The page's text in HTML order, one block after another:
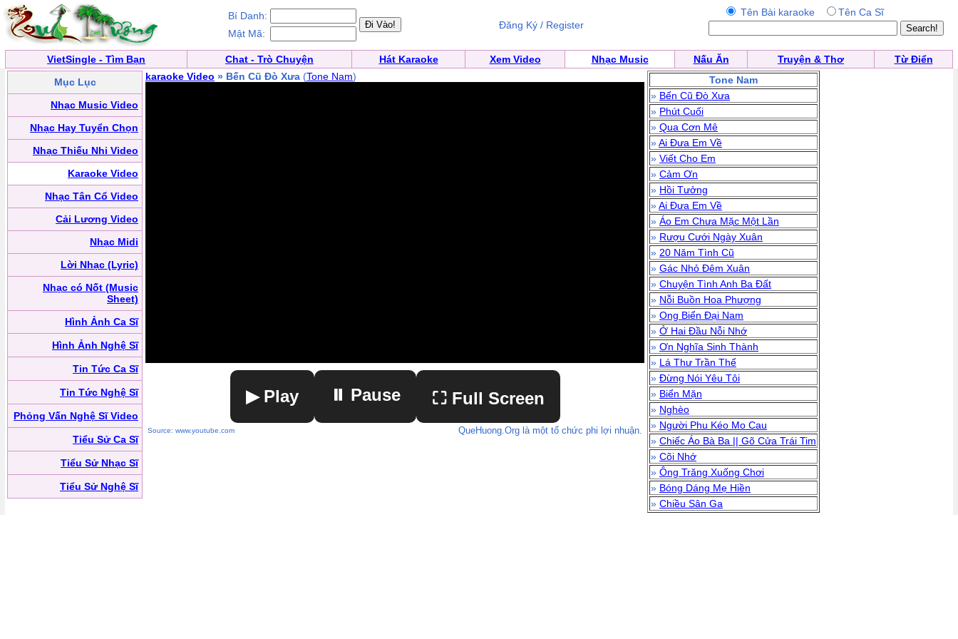
Bí Danh:
Mật Mã:
Đăng Ký / Register
Tên Bài karaoke Tên Ca Sĩ
VietSingle - Tìm Bạn Chat - Trò Chuyện Hát Karaoke Xem Video Nhạc Music Nấu Ăn Truyện & Thơ
Từ Điển
Mục Lục
Nhạc Music Video
Nhạc Hay Tuyển Chọn
Nhạc Thiếu Nhi Video
Karaoke Video
Nhạc Tân Cổ Video
Cải Lương Video
Nhạc Midi
Lời Nhạc (Lyric)
Nhạc có Nốt (Music
Sheet)
Hình Ảnh Ca Sĩ
Hình Ảnh Nghệ Sĩ
Tin Tức Ca Sĩ
Tin Tức Nghệ Sĩ
Phỏng Vấn Nghệ Sĩ Video
Tiểu Sử Ca Sĩ
Tiểu Sử Nhạc Sĩ
Tiểu Sử Nghệ Sĩ
karaoke Video » Bến Cũ Đò Xưa (Tone Nam)
▶ Play ⏸ Pause ⛶ Full Screen
Source: www.youtube.com QueHuong.Org là một tổ chức phi lợi nhuận.
Tone Nam
» Bến Cũ Đò Xưa
» Phút Cuối
» Qua Cơn Mê
»Ai Đưa Em Về
» Viết Cho Em
» Cảm Ơn
» Hồi Tưởng
»Ai Đưa Em Về
» Áo Em Chưa Mặc Một Lần
» Rượu Cưới Ngày Xuân
» 20 Năm Tình Cũ
» Gác Nhỏ Đêm Xuân
» Chuyện Tình Anh Ba Đất
» Nỗi Buồn Hoa Phượng
» Ong Biển Đại Nam
» Ở Hai Đầu Nỗi Nhớ
» Ơn Nghĩa Sinh Thành
» Lá Thư Trần Thế
» Đừng Nói Yêu Tôi
» Biển Mặn
» Nghèo
» Người Phu Kéo Mo Cau
» Chiếc Áo Bà Ba || Gõ Cửa Trái Tim
» Cõi Nhớ
» Ông Trăng Xuống Chơi
» Bóng Dáng Mẹ Hiền
» Chiều Sân Ga